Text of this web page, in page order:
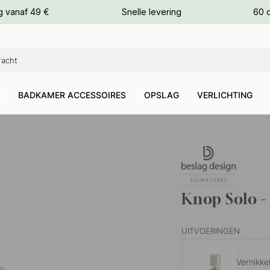
vanaf 49 € Snelle levering 60
BADKAMER ACCESSOIRES OPSLAG VERLICHTING
Knop Solo
UITVOERINGEN